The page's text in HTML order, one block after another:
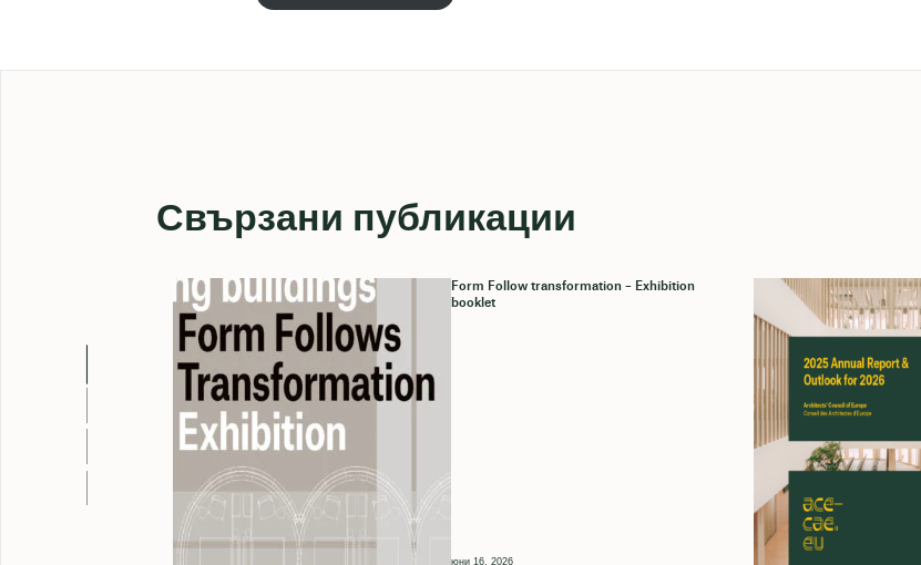
Свързани публикации
Form Follow transformation – Exhibition
booklet
юни 16, 2026